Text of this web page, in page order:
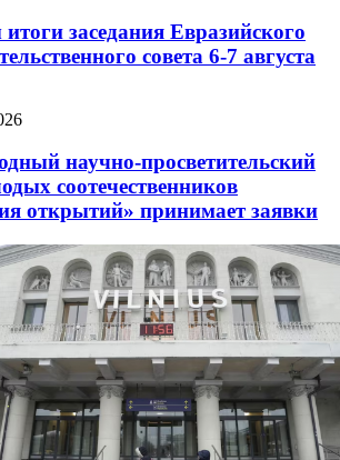
заседания Евразийского
совета 6-7 августа
научно-просветительский
соотечественников
открытий» принимает заявки